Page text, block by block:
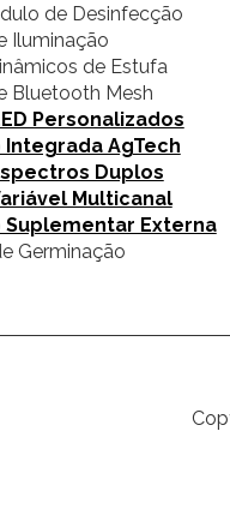
de Desinfecção
Iluminação
de Estufa
Bluetooth Mesh
Personalizados
Integrada AgTech
Duplos
Multicanal
Suplementar Externa
Germinação